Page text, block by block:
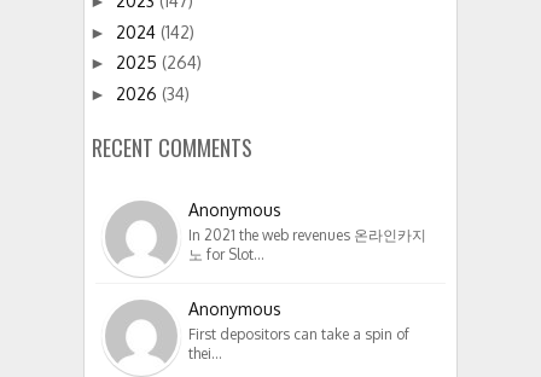
► 2024 (142)
► 2025 (264)
► 2026 (34)
RECENT COMMENTS
Anonymous
In 2021 the web revenues 온라인카지
노 for Slot…
Anonymous
First depositors can take a spin of
thei…